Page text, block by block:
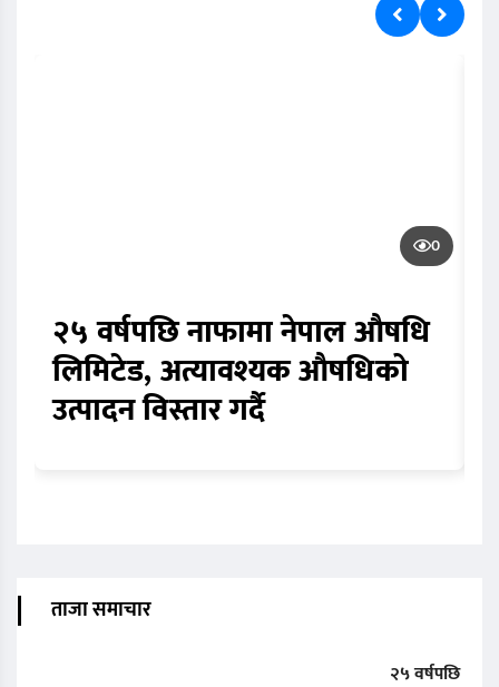
0
२५ वर्षपछि नाफामा नेपाल औषधि
लिमिटेड, अत्यावश्यक औषधिको
उत्पादन विस्तार गर्दै
ताजा समाचार
२५ वर्षपछि